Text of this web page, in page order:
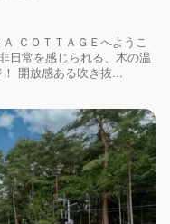
ＣＯＴＴＡＧＥへようこ
日常を感じられる、木の温
開放感ある吹き抜...